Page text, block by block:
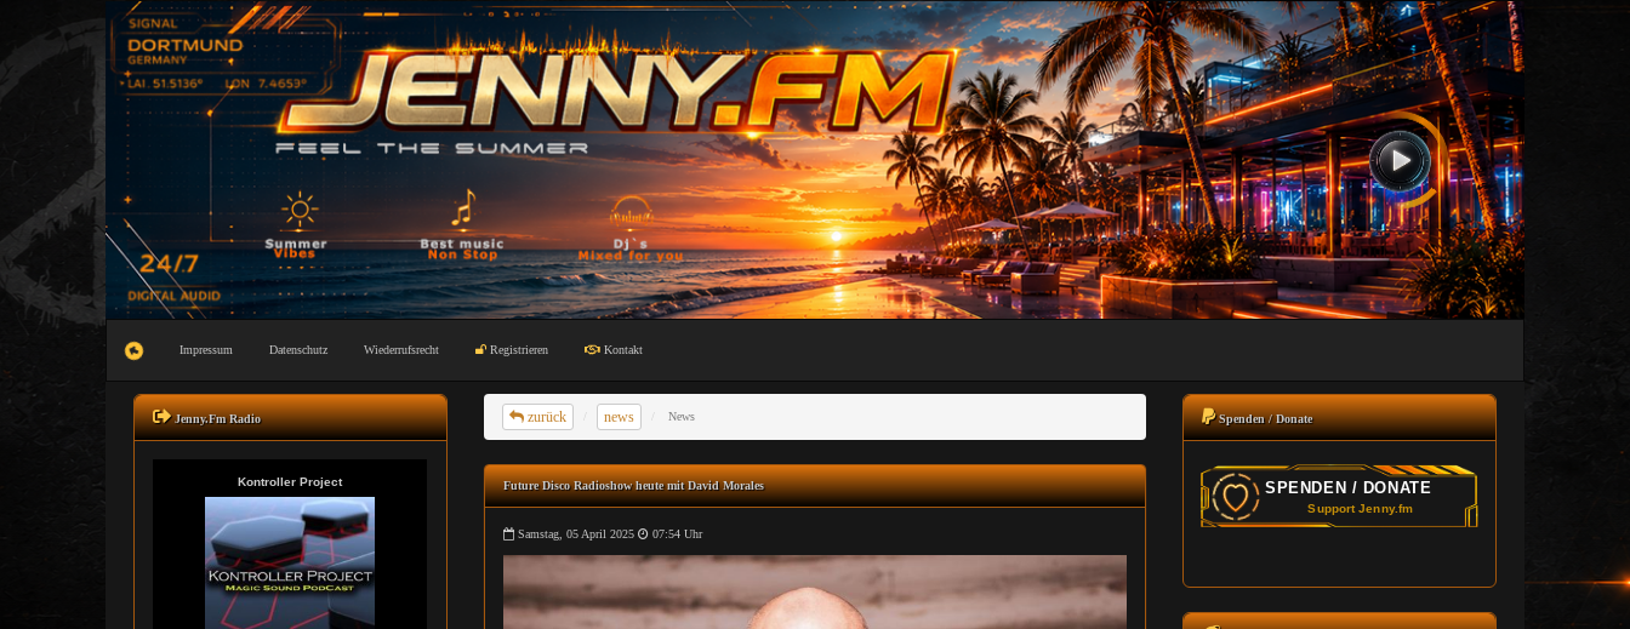
Impressum Datenschutz Wiederrufsrecht Registrieren Kontakt
Jenny.Fm Radio zurück news News
Future Disco Radioshow heute mit David Morales
Samstag, 05 April 2025 07:54 Uhr
Spenden / Donate